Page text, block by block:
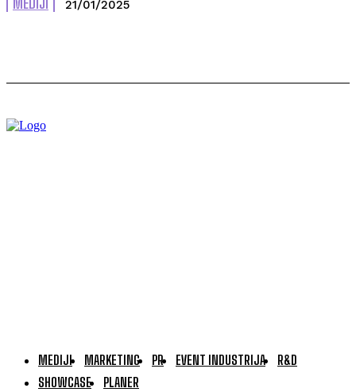
21/01/2025
MEDIJI MARKETING PR EVENT INDUSTRIJA
R&D
SHOWCASE
PLANER